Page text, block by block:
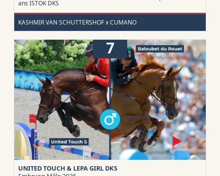
ans ISTOK DKS
KASHMIR VAN SCHUTTERSHOF x CUMANO
7
UNITED TOUCH & LEPA GIRL DKS